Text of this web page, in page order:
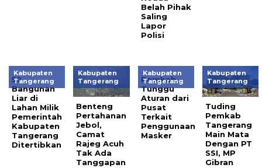
Belah Pihak
Saling
Lapor
Polisi
Kabupaten
Tangerang
59
Bangunan
Liar di
Lahan Milik
Pemerintah
Kabupaten
Tangerang
Ditertibkan
Kabupaten
Tangerang
Benteng
Pertahanan
Jebol,
Camat
Rajeg Acuh
Tak Ada
Tanggapan
Kabupaten
Tangerang
Pemkab
Tunggu
Aturan dari
Pusat
Terkait
Penggunaan
Masker
Kabupaten
Tangerang
Tuding
Pemkab
Tangerang
Main Mata
Dengan PT
SSI, MP
Gibran